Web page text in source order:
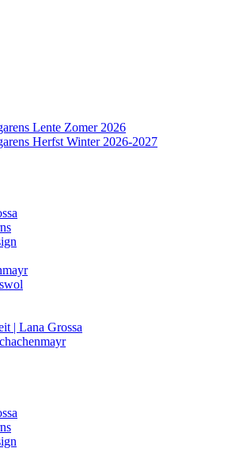
Lente Zomer 2026
Herfst Winter 2026-2027
| Lana Grossa